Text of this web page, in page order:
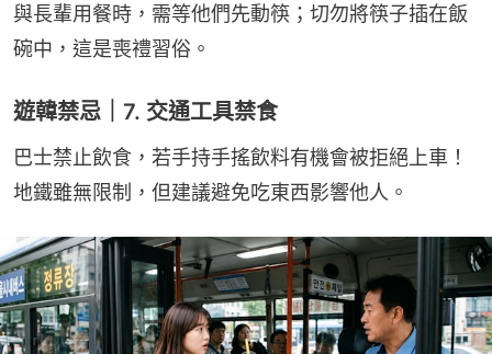
與長輩用餐時，需等他們先動筷；切勿將筷子插在飯
碗中，這是喪禮習俗。
遊韓禁忌｜7. 交通工具禁食
巴士禁止飲食，若手持手搖飲料有機會被拒絕上車！
地鐵雖無限制，但建議避免吃東西影響他人。